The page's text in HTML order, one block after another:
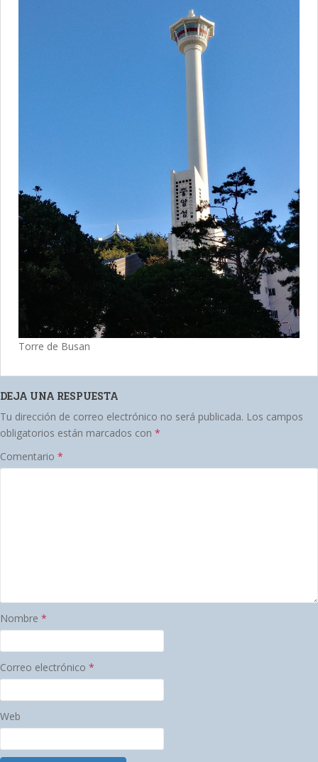
Torre de Busan
DEJA UNA RESPUESTA
Tu dirección de correo electrónico no será publicada. Los campos
obligatorios están marcados con *
Comentario *
Nombre *
Correo electrónico *
Web